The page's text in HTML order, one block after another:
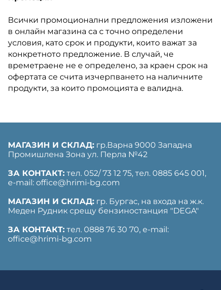
Всички промоционални предложения изложени
в онлайн магазина са с точно определени
условия, като срок и продукти, които важат за
конкретното предложение. В случай, че
времетраене не е определено, за краен срок на
офертата се счита изчерпването на наличните
продукти, за които промоцията е валидна.
МАГАЗИН И СКЛАД: гр.Варна 9000 Западна
Промишлена Зона ул. Перла №42
ЗА КОНТАКТ: тел. 052/ 73 12 75, тел. ‎0885 645 001,
е-mail: office@hrimi-bg.com
МАГАЗИН И СКЛАД: гр. Бургас, на входа на ж.к.
Меден Рудник срещу бензиностанция "DEGA"
ЗА КОНТАКТ: тел. 0888 76 30 70, е-mail:
office@hrimi-bg.com